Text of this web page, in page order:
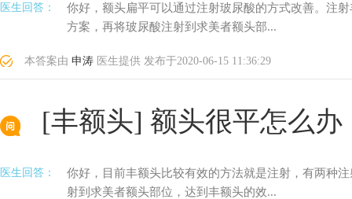
医生回答：
你好，额头扁平可以通过注射玻尿酸的方式改善。注
方案，再将玻尿酸注射到求美者额头部...
本答案由 申涛 医生提供 发布于2020-06-15 11:36:29
[丰额头] 额头很平怎么
医生回答：
你好，目前丰额头比较有效的方法就是注射，有两种
射到求美者额头部位，达到丰额头的效...